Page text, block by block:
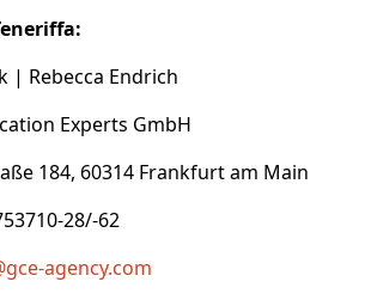
| Rebecca Endrich
Experts GmbH
184, 60314 Frankfurt am Main
28/-62
agency.com